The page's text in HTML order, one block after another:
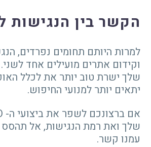
הקשר בין הנגישות
למרות היותם תחומים נפרדים,
וקידום אתרים מועילים אחד
שלך ישרת טוב יותר את לכלל
יתאים יותר למנועי החיפוש.
שלך ואת רמת הנגישות, אל תהסס
עמנו קשר.